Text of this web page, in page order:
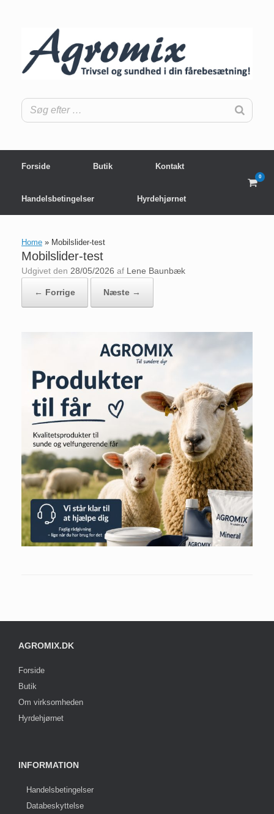
Forside Butik Kontakt
Handelsbetingelser Hyrdehjørnet
View
0
Home » Mobilslider-test
Mobilslider-test
Udgivet den 28/05/2026 af Lene Baunbæk
← Forrige Næste →
AGROMIX.DK
Forside
Butik
Om virksomheden
Hyrdehjørnet
INFORMATION
Handelsbetingelser
Databeskyttelse